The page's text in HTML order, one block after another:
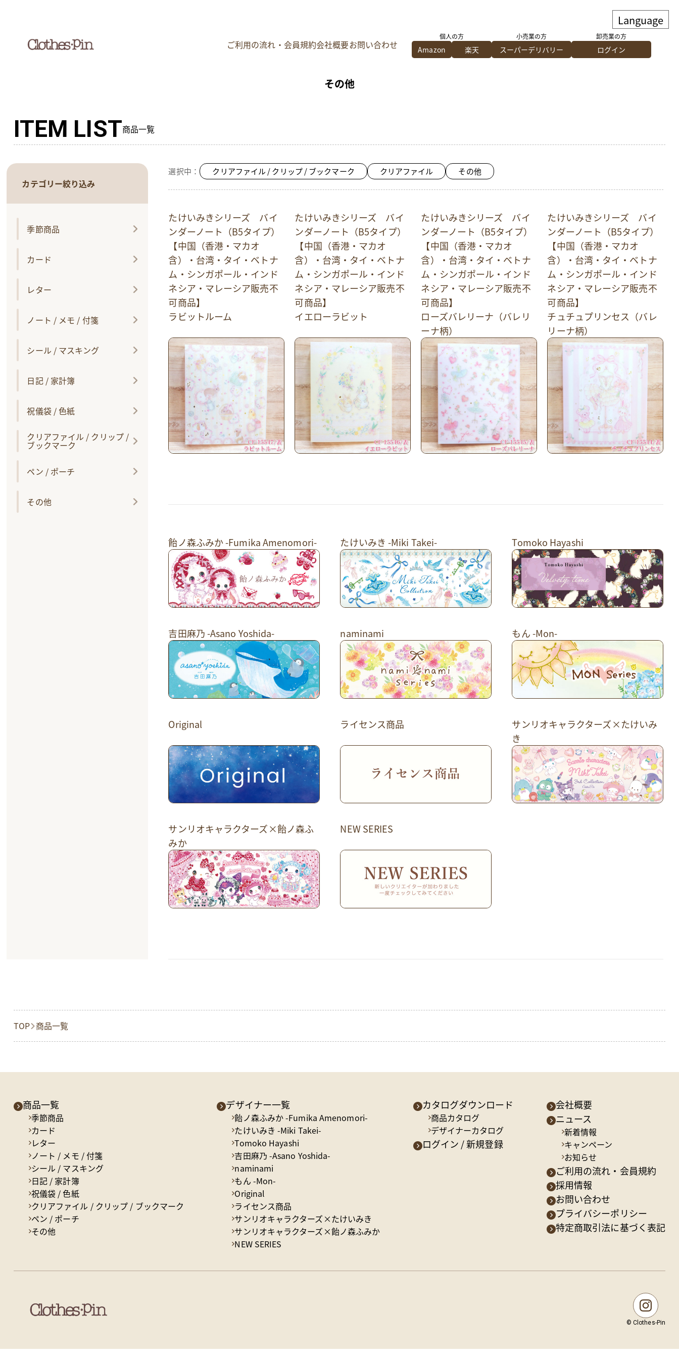
ご利用の流れ・会員規約会社概要お問い合わせ
個人の方
Amazon 楽天
小売業の方
スーパーデリバリー
卸売業の方
ログイン
その他
ITEM LIST商品一覧
カテゴリー絞り込み
季節商品
カード
レター
ノート / メモ / 付箋
シール / マスキング
日記 / 家計簿
祝儀袋 / 色紙
クリアファイル / クリップ /
ブックマーク
ペン / ポーチ
その他
選択中： クリアファイル / クリップ / ブックマーク クリアファイル その他
たけいみきシリーズ バイ
ンダーノート（B5タイプ）
【中国（香港・マカオ
含）・台湾・タイ・ベトナ
ム・シンガポール・インド
ネシア・マレーシア販売不
可商品】
ラビットルーム
たけいみきシリーズ バイ
ンダーノート（B5タイプ）
【中国（香港・マカオ
含）・台湾・タイ・ベトナ
ム・シンガポール・インド
ネシア・マレーシア販売不
可商品】
イエローラビット
たけいみきシリーズ バイ
ンダーノート（B5タイプ）
【中国（香港・マカオ
含）・台湾・タイ・ベトナ
ム・シンガポール・インド
ネシア・マレーシア販売不
可商品】
ローズバレリーナ（バレリ
ーナ柄）
たけいみきシリーズ バイ
ンダーノート（B5タイプ）
【中国（香港・マカオ
含）・台湾・タイ・ベトナ
ム・シンガポール・インド
ネシア・マレーシア販売不
可商品】
チュチュプリンセス（バレ
リーナ柄）
飴ノ森ふみか -Fumika Amenomori- たけいみき -Miki Takei- Tomoko Hayashi
吉田麻乃 -Asano Yoshida- naminami もん -Mon-
Original ライセンス商品
サンリオキャラクターズ×たけいみ
き
サンリオキャラクターズ×飴ノ森ふ
みか
NEW SERIES
TOP 商品一覧
商品一覧
季節商品
カード
レター
ノート / メモ / 付箋
シール / マスキング
日記 / 家計簿
祝儀袋 / 色紙
クリアファイル / クリップ / ブックマーク
ペン / ポーチ
その他
デザイナー一覧
飴ノ森ふみか -Fumika Amenomori-
たけいみき -Miki Takei-
Tomoko Hayashi
吉田麻乃 -Asano Yoshida-
naminami
もん -Mon-
Original
ライセンス商品
サンリオキャラクターズ×たけいみき
サンリオキャラクターズ×飴ノ森ふみか
NEW SERIES
カタログダウンロード
商品カタログ
デザイナーカタログ
ログイン / 新規登録
会社概要
ニュース
新着情報
キャンペーン
お知らせ
ご利用の流れ・会員規約
採用情報
お問い合わせ
プライバシーポリシー
特定商取引法に基づく表記
© Clothes-Pin